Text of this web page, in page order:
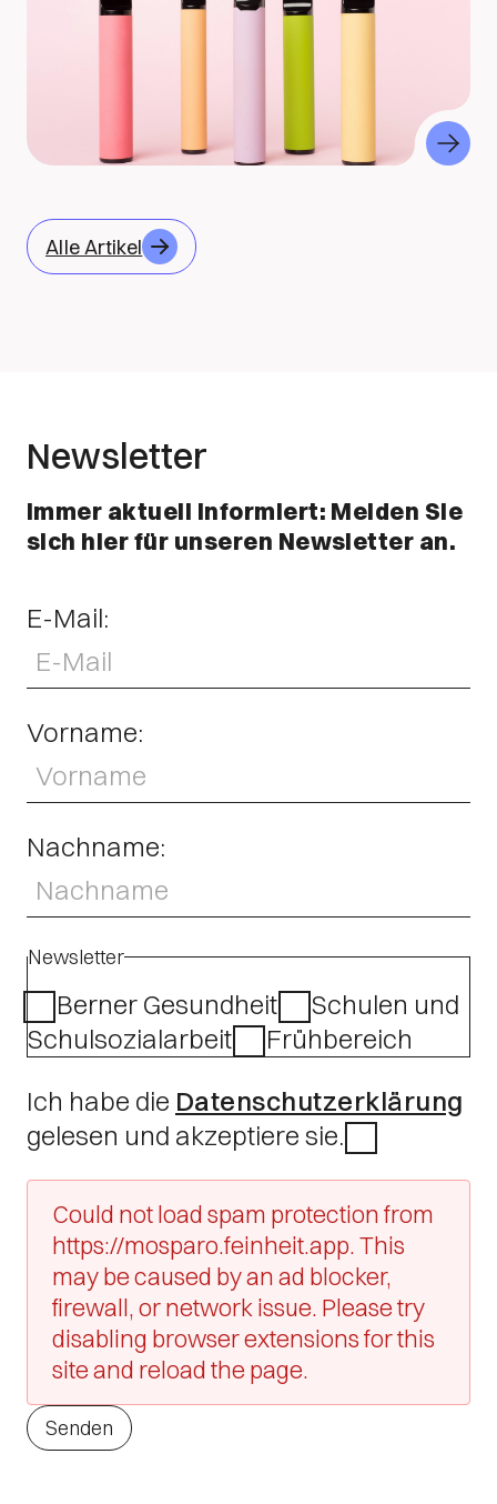
Alle Artikel
Newsletter
Immer aktuell informiert: Melden Sie
sich hier für unseren Newsletter an.
E-Mail:
Vorname:
Nachname:
Newsletter
Berner Gesundheit
Schulen und
Schulsozialarbeit
Frühbereich
Ich habe die Datenschutzerklärung
gelesen und akzeptiere sie.
Could not load spam protection from
https://mosparo.feinheit.app. This
may be caused by an ad blocker,
firewall, or network issue. Please try
disabling browser extensions for this
site and reload the page.
Senden